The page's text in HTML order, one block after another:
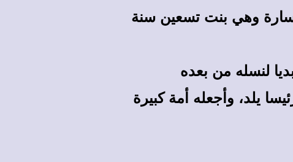
وهي بنت تسعين سنة
لنسله من بعده
يلد، وأجعله أمة كبيرة